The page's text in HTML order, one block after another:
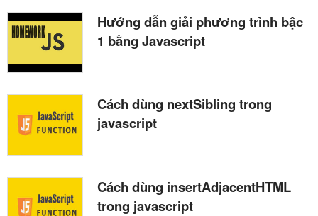
Hướng dẫn giải phương trình bậc
1 bằng Javascript
Cách dùng nextSibling trong
javascript
Cách dùng insertAdjacentHTML
trong javascript